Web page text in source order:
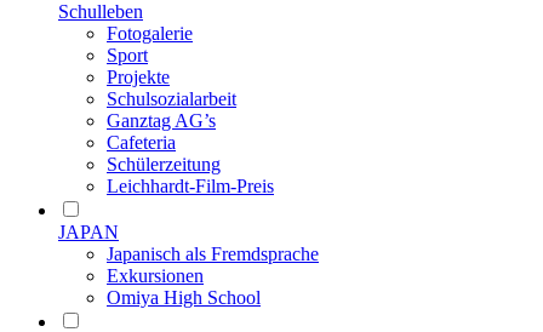
Schulleben
Fotogalerie
Sport
Projekte
Schulsozialarbeit
Ganztag AG’s
Cafeteria
Schülerzeitung
Leichhardt-Film-Preis
JAPAN
Japanisch als Fremdsprache
Exkursionen
Omiya High School